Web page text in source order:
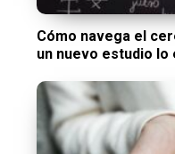
Cómo navega el
un nuevo estudio lo